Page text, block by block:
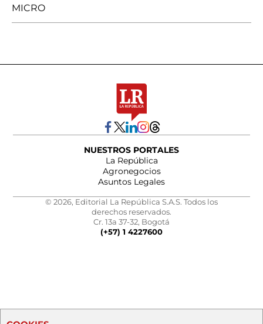
MICRO
NUESTROS PORTALES
La República
Agronegocios
Asuntos Legales
© 2026, Editorial La República S.A.S. Todos los
derechos reservados.
Cr. 13a 37-32, Bogotá
(+57) 1 4227600